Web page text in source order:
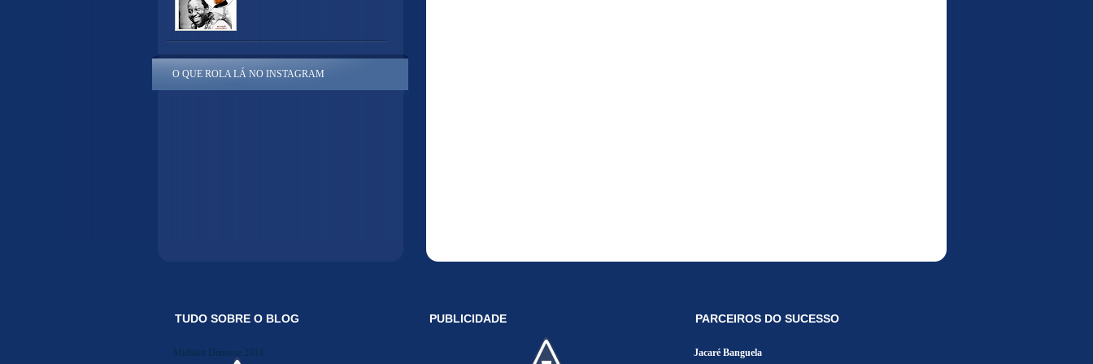
O QUE ROLA LÁ NO INSTAGRAM
TUDO SOBRE O BLOG
Midiakit Danosse 2014
PUBLICIDADE PARCEIROS DO SUCESSO
Jacaré Banguela